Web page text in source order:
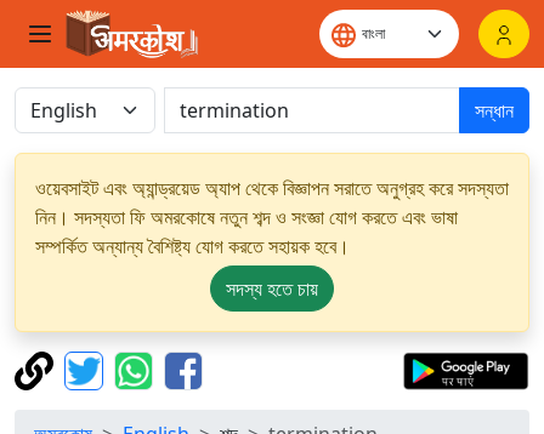
সন্ধান
ওয়েবসাইট এবং অ্যান্ড্রয়েড অ্যাপ থেকে বিজ্ঞাপন সরাতে অনুগ্রহ করে সদস্যতা
নিন। সদস্যতা ফি অমরকোষে নতুন শব্দ ও সংজ্ঞা যোগ করতে এবং ভাষা
সম্পর্কিত অন্যান্য বৈশিষ্ট্য যোগ করতে সহায়ক হবে।
সদস্য হতে চায়